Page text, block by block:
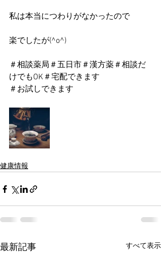
私は本当につわりがなかったので
楽でしたが(^o^)
＃相談薬局＃五日市＃漢方薬＃相談だ
けでもOK＃宅配できます
＃お試しできます
健康情報
最新記事 すべて表示